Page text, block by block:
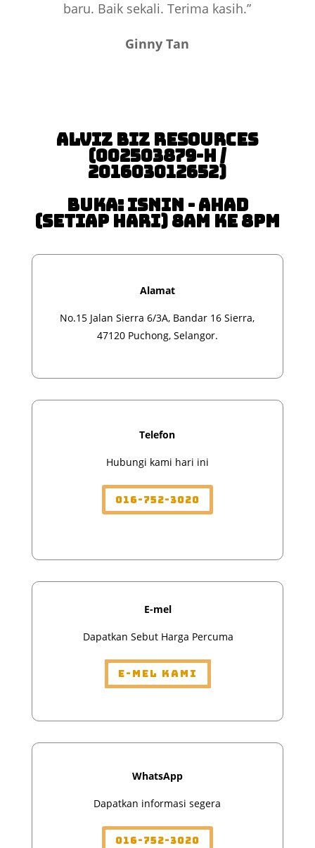
baru. Baik sekali. Terima kasih.”
Ginny Tan
Alviz Biz Resources
(002503879-H /
201603012652)
Buka: Isnin - Ahad
(Setiap Hari) 8am ke 8pm
Alamat
No.15 Jalan Sierra 6/3A, Bandar 16 Sierra,
47120 Puchong, Selangor.
Telefon
Hubungi kami hari ini
016-752-3020
E-mel
Dapatkan Sebut Harga Percuma
E-mel Kami
WhatsApp
Dapatkan informasi segera
016-752-3020